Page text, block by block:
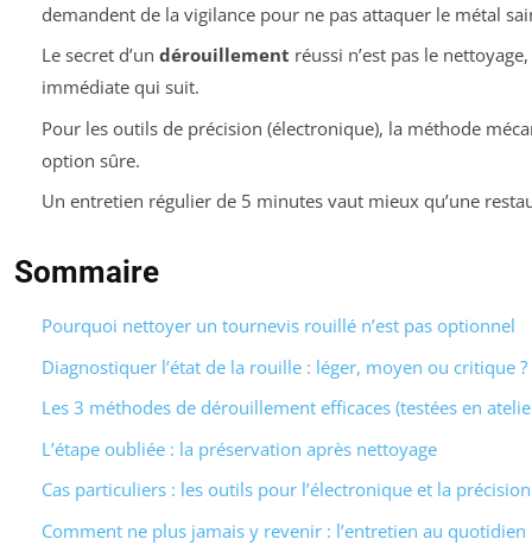
demandent de la vigilance pour ne pas attaquer le métal
Le secret d’un dérouillement réussi n’est pas le
immédiate qui suit.
Pour les outils de précision (électronique), la méthode
option sûre.
Un entretien régulier de 5 minutes vaut mieux qu’une
Sommaire
Pourquoi nettoyer un tournevis rouillé n’est pas optionnel
Diagnostiquer l’état de la rouille : léger, moyen ou critique ?
Les 3 méthodes de dérouillement efficaces (testées en
L’étape oubliée : la préservation après nettoyage
Cas particuliers : les outils pour l’électronique et la précision
Comment ne plus jamais y revenir : l’entretien au quotidien